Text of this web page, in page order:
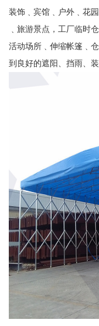
装饰﹑宾馆﹑户外﹑花
﹑旅游景点，工厂临时
活动场所﹑伸缩帐篷﹑
到良好的遮阳、挡雨、装